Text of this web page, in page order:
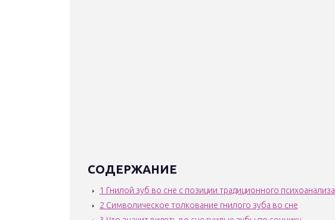
СОДЕРЖАНИЕ
1 Гнилой зуб во сне с позиции традиционного психоанализа
2 Символическое толкование гнилого зуба во сне